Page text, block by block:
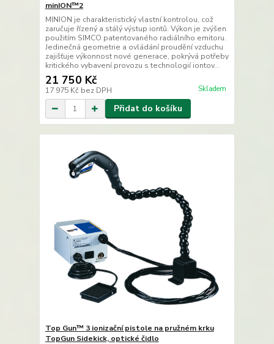
minION™2
MINION je charakteristický vlastní kontrolou, což
zaručuje řízený a stálý výstup iontů. Výkon je zvýšen
použitím SIMCO patentovaného radiálního emitoru.
Jedinečná geometrie a ovládání proudění vzduchu
zajišťuje výkonnost nové generace, pokrývá potřeby
kritického vybavení provozu s technologií iontov...
21 750 Kč
17 975 Kč bez DPH Skladem
Přidat do košíku
Top Gun™ 3 ionizační pistole na pružném krku
TopGun Sidekick, optické čidlo